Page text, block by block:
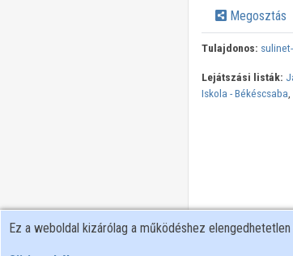
Megosztás
Tulajdonos:
Lejátszási listák:
Iskola - Békéscsaba,
Ez a weboldal kizárólag a működéshez